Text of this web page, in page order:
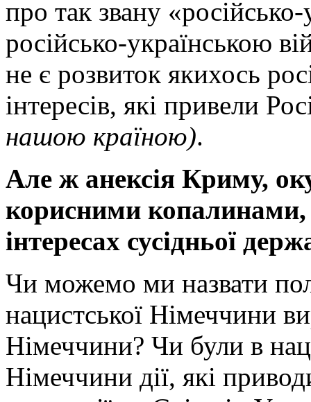
про так звану
російсько-українською
не є розвиток якихось
інтересів, які привели
нашою країною).
Але ж анексія Криму,
корисними копалинами,
інтересах сусідньої
Чи можемо ми назвати
нацистської Німеччини
Німеччини? Чи були в
Німеччини дії, які